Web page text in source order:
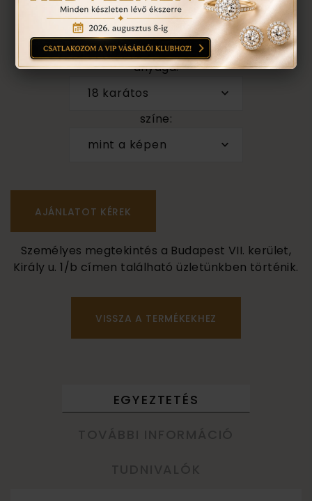
darab
1
anyaga:
18 karátos
színe:
mint a képen
Személyes megtekintés a Budapest VII. kerület,
Király u. 1/b címen található üzletünkben történik.
VISSZA A TERMÉKEKHEZ
EGYEZTETÉS